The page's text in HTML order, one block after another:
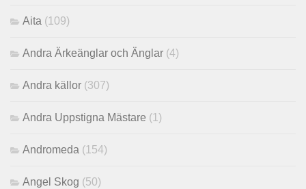
Aita (109)
Andra Ärkeänglar och Änglar (4)
Andra källor (307)
Andra Uppstigna Mästare (1)
Andromeda (154)
Angel Skog (50)